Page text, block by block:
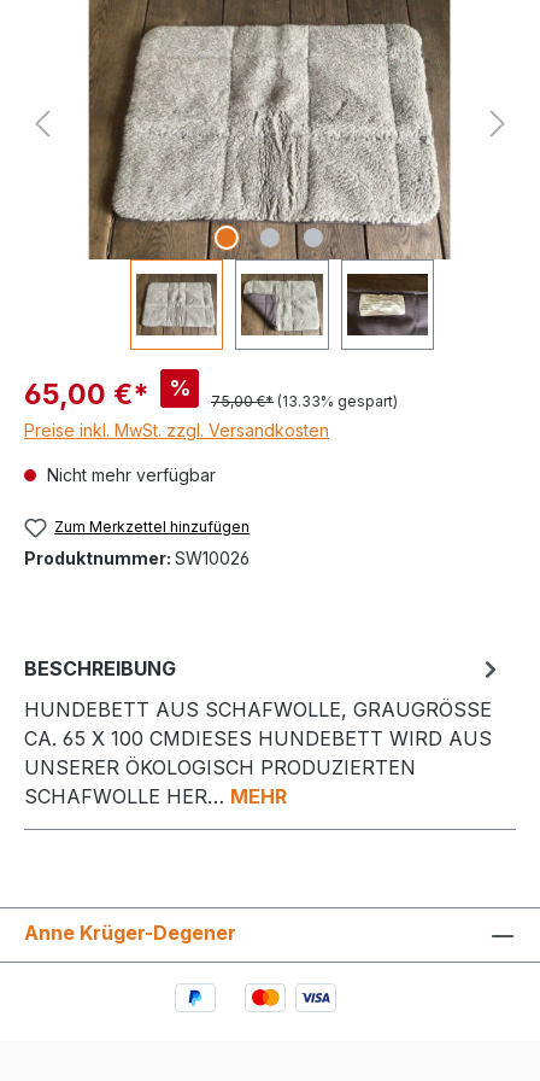
65,00 €* %
75,00 €* (13.33% gespart)
Preise inkl. MwSt. zzgl. Versandkosten
Nicht mehr verfügbar
Zum Merkzettel hinzufügen
Produktnummer: SW10026
BESCHREIBUNG
HUNDEBETT AUS SCHAFWOLLE, GRAUGRÖSSE C
A. 65 X 100 CMDIESES HUNDEBETT WIRD AUS U
NSERER ÖKOLOGISCH PRODUZIERTEN S
CHAFWOLLE HER… MEHR
Anne Krüger-Degener